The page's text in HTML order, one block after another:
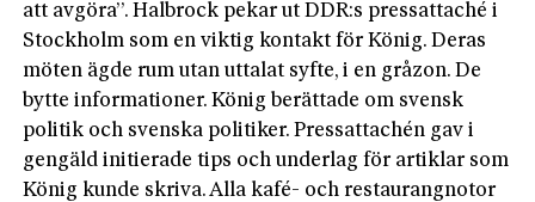
att avgöra”. Halbrock pekar ut DDR:s pressattaché i
Stockholm som en viktig kontakt för König. Deras
möten ägde rum utan uttalat syfte, i en gråzon. De
bytte informationer. König berättade om svensk
politik och svenska politiker. Pressattachén gav i
gengäld initierade tips och underlag för artiklar som
König kunde skriva. Alla kafé- och restaurangnotor